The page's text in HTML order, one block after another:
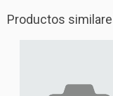
Productos